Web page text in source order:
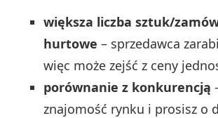
większa liczba sztuk/
hurtowe – sprzedawca
więc może zejść z ceny
porównanie z konkurencją
znajomość rynku i prosisz o